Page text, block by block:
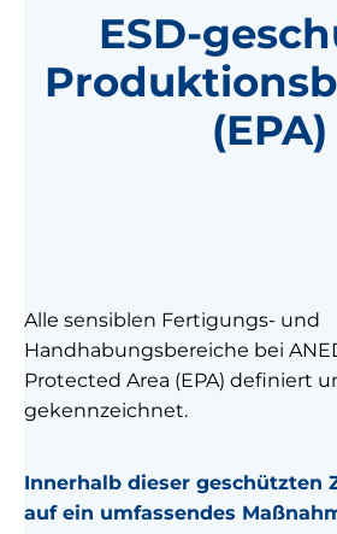
ESD-
(EPA)
Alle sensiblen Fertigungs- und
Handhabungsbereiche bei
Protected Area (EPA) definiert
gekennzeichnet.
Innerhalb dieser geschützten
auf ein umfassendes